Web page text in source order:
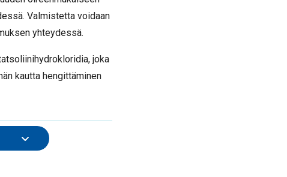
Valmistetta voidaan
yhteydessä.
joka
kautta hengittäminen